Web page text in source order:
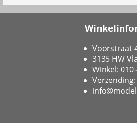
Voorstraat
3135 HW
Winkel: